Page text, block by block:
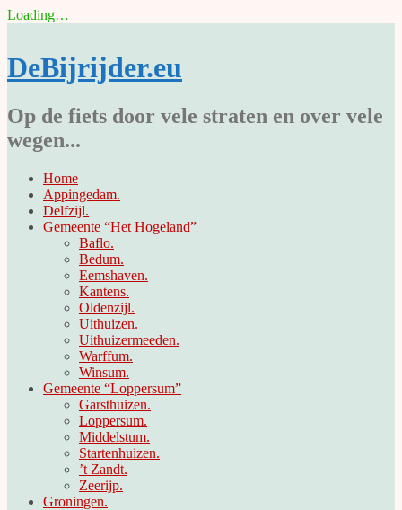
Loading…
content
DeBijrijder.eu
Op de fiets door vele straten en over vele
wegen...
Home
Appingedam.
Delfzijl.
Gemeente “Het Hogeland”
Baflo.
Bedum.
Eemshaven.
Kantens.
Oldenzijl.
Uithuizen.
Uithuizermeeden.
Warffum.
Winsum.
Gemeente “Loppersum”
Garsthuizen.
Loppersum.
Middelstum.
Startenhuizen.
’t Zandt.
Zeerijp.
Groningen.